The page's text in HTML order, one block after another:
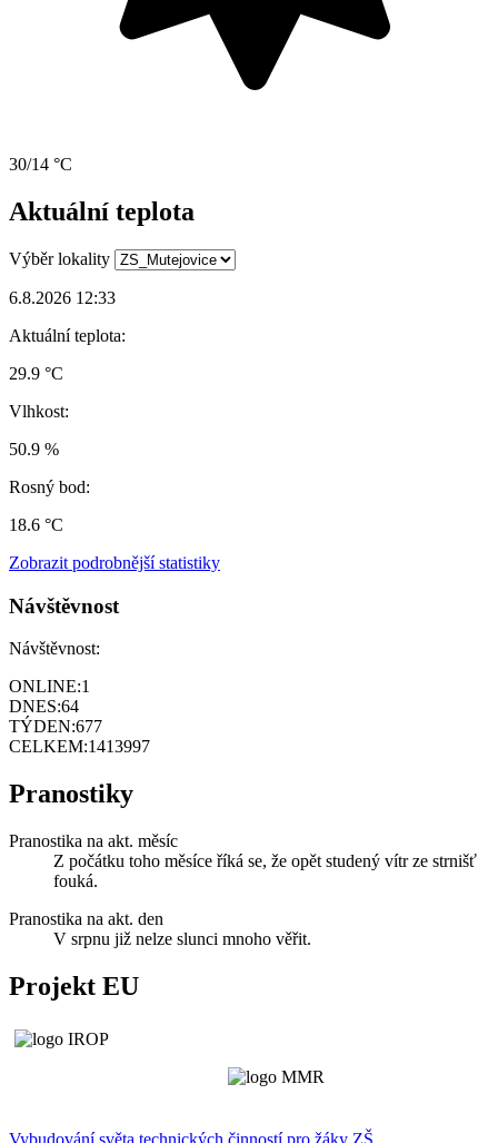
30/14 °C
Aktuální teplota
Výběr lokality
6.8.2026 12:33
Aktuální teplota:
29.9 °C
Vlhkost:
50.9 %
Rosný bod:
18.6 °C
Zobrazit podrobnější statistiky
Návštěvnost
Návštěvnost:
ONLINE:1
DNES:64
TÝDEN:677
CELKEM:1413997
Pranostiky
Pranostika na akt. měsíc
Z počátku toho měsíce říká se, že opět studený vítr ze strnišť
fouká.
Pranostika na akt. den
V srpnu již nelze slunci mnoho věřit.
Projekt EU
Vybudování světa technických činností pro žáky ZŠ